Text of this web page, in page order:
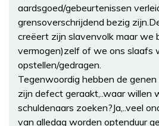
aardsgoed/gebeurtenissen
grensoverschrijdend bezig
creëert zijn slavenvolk maar we
vermogen)zelf of we ons slaafs
opstellen/gedragen.
Tegenwoordig hebben de genen
zijn defect geraakt,..waar willen
schuldenaars zoeken?Ja,..veel
van alledag worden optenduur